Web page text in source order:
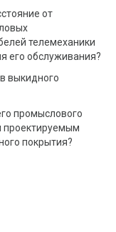
от
телемеханики
его обслуживания?
выкидного
промыслового
проектируемым
покрытия?